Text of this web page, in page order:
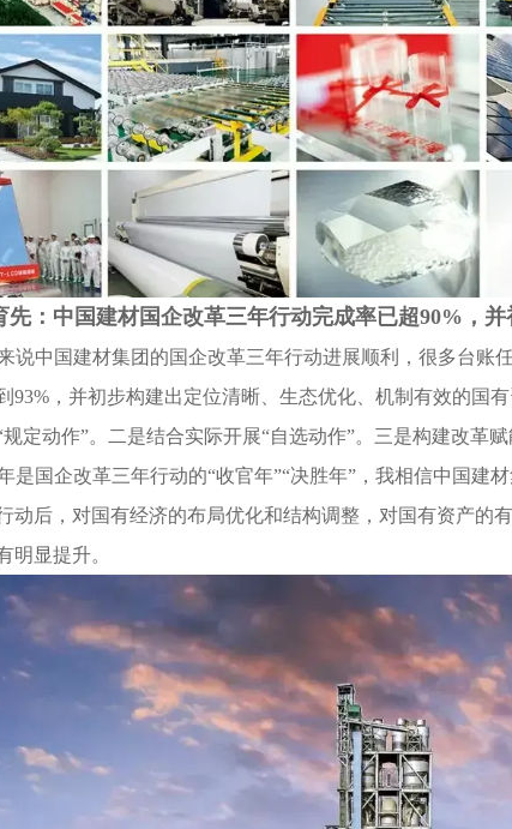
先：中国建材国企改革三年行动完成率已超90%，
说中国建材集团的国企改革三年行动进展顺利，很多台账
93%，并初步构建出定位清晰、生态优化、机制有效的国
规定动作”。二是结合实际开展“自选动作”。三是构建改革赋
是国企改革三年行动的“收官年”“决胜年”，我相信中国建
动后，对国有经济的布局优化和结构调整，对国有资产的
明显提升。